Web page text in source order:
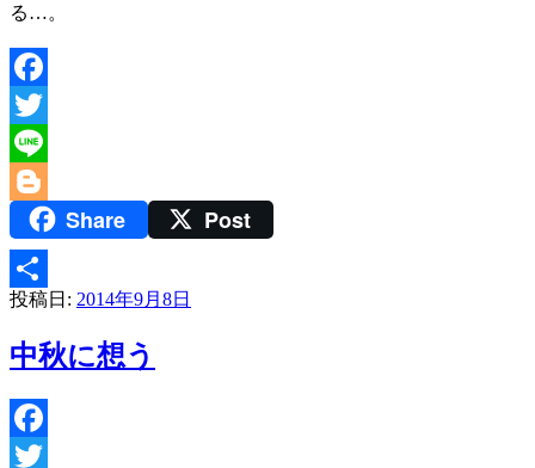
る…。
Facebook
Twitter
Line
BloggerShare Post
共
有
投稿日: 2014年9月8日
中秋に想う
Facebook